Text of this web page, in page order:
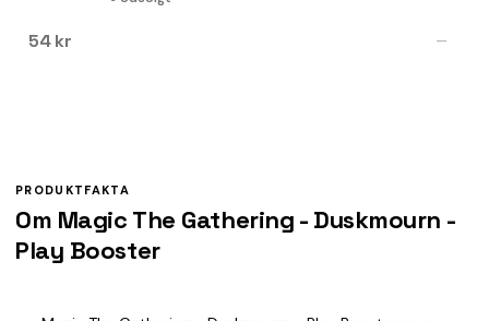
54 kr —
PRODUKTFAKTA
Om Magic The Gathering - Duskmourn -
Play Booster